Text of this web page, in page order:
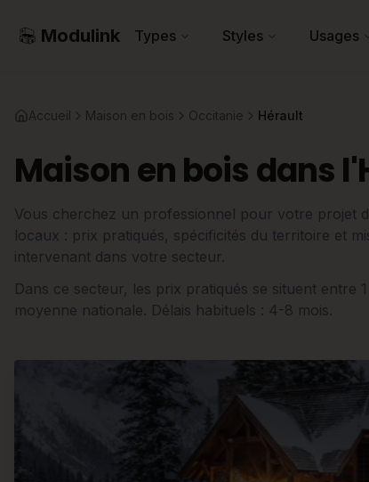
Modulink Types Styles Usages
Accueil Maison en bois Occitanie Hérault
Maison en bois dans
Vous cherchez un professionnel pour votre projet
locaux : prix pratiqués, spécificités du territoire et
intervenant dans votre secteur.
Dans ce secteur, les prix pratiqués se situent entre
moyenne nationale. Délais habituels : 4-8 mois.